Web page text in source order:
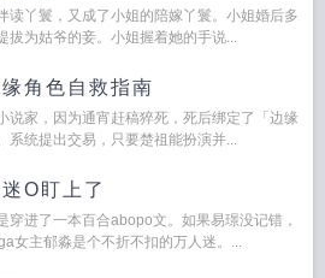
读丫鬟，又成了小姐的陪嫁丫鬟。小姐婚后多
拔为姑爷的妾。小姐握着她的手说...
角色自救指南
说家，因为通宵赶稿猝死，死后绑定了「边缘
系统提出交易，只要楚祖能扮演并...
O盯上了
穿进了一本百合abopo文。如果易璟没记错，
女主郁淼是个不折不扣的万人迷。...